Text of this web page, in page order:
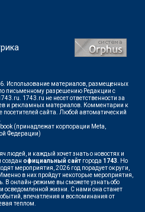
Использование материалов, размещенных
письменному разрешению Редакции с
1743.ru не несет ответственности за
и рекламных материалов. Комментарии к
посетителей сайта. Любой автоматический
(принадлежат корпорации Meta,
Федерации)
людей, и каждый хочет знать о новостях и
создан официальный сайт города 1743 . Но
мероприятия, 2026 год порадует округи,
в них пройдут некоторые мероприятия,
В онлайн-режиме вы сможете узнать обо
осведомленной жизни. С нами она станет
впечатления и воспоминания от
теплом.